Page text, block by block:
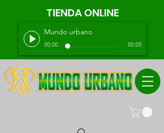
TIENDA ONLINE
Mundo urbano
00:00 00:00